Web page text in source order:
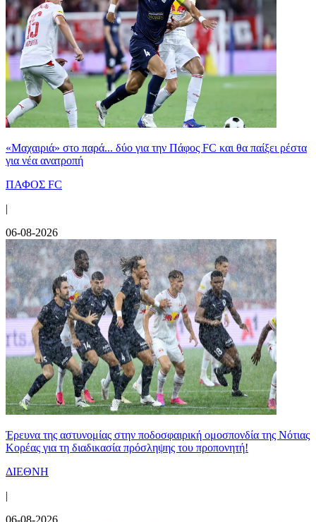
«Μαχαιριά» στο παρά... δύο για την Πάφος FC και θα παίξει ρέστα
για νέα ανατροπή
ΠΑΦΟΣ FC
|
06-08-2026
Έρευνα της αστυνομίας στην ποδοσφαιρική ομοσπονδία της Νότιας
Κορέας για τη διαδικασία πρόσληψης του προπονητή!
ΔΙΕΘΝΗ
|